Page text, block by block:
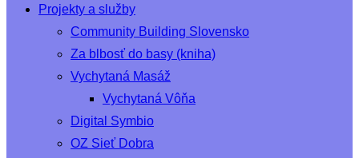
Projekty a služby
Community Building Slovensko
Za blbosť do basy (kniha)
Vychytaná Masáž
Vychytaná Vôňa
Digital Symbio
OZ Sieť Dobra